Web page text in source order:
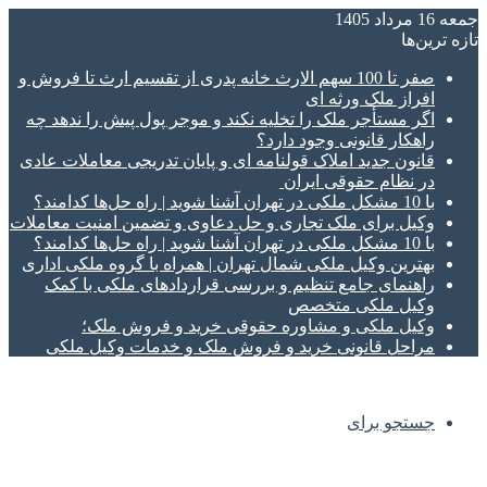
جمعه 16 مرداد 1405
تازه‌ ترین‌ها
صفر تا 100 سهم الارث خانه پدری از تقسیم ارث تا فروش و
افراز ملک ورثه ای
اگر مستأجر ملک را تخلیه نکند و موجر پول پیش را ندهد چه
راهکار قانونی وجود دارد؟
قانون جدید املاک قولنامه ای و پایان تدریجی معاملات عادی
در نظام حقوقی ایران
با 10 مشکل ملکی در تهران آشنا شوید | راه حل‌ها کدامند؟
وکیل برای ملک تجاری و حل دعاوی و تضمین امنیت معاملات
با 10 مشکل ملکی در تهران آشنا شوید | راه حل‌ها کدامند؟
بهترین وکیل ملکی شمال تهران | همراه با گروه ملکی اداری
راهنمای جامع تنظیم و بررسی قراردادهای ملکی با کمک
وکیل ملکی متخصص
وکیل ملکی و مشاوره حقوقی خرید و فروش ملک؛
مراحل قانونی خرید و فروش ملک و خدمات وکیل ملکی
جستجو برای